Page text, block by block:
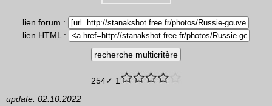
lien forum :
lien HTML :
254✓ 1
update: 02.10.2022